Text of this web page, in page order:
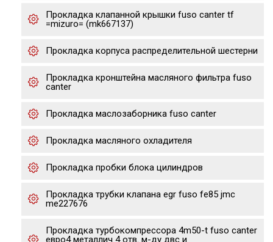
Прокладка клапанной крышки fuso canter tf
=mizuro= (mk667137)
Прокладка корпуса распределительной шестерни
Прокладка кронштейна масляного фильтра fuso
canter
Прокладка маслозаборника fuso canter
Прокладка масляного охладителя
Прокладка пробки блока цилиндров
Прокладка трубки клапана egr fuso fe85 jmc
me227676
Прокладка турбокомпрессора 4m50-t fuso canter
евро4 металлич 4 отв. м-ду двс и